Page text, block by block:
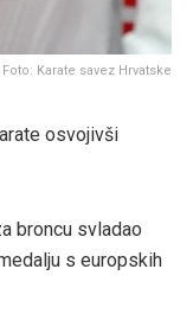
Foto: Karate savez Hrvatske
osvojivši
broncu svladao
s europskih